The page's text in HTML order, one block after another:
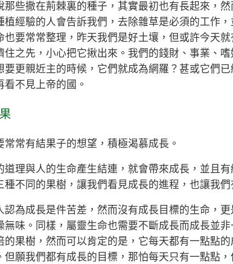
撒在荊棘裏的種子，其實最初也有長起來，然
植經驗的人會告訴我們，去除雜草是必須的工作
也要常常整理，昨天我們是好土壤，但或許今天
住之先，小心把它揪出來。我們的錢財、事業、
要更親近主的時候，它們就成為網羅？甚或它們
看不見上帝的國。
有結果子的想望，積極渴慕成長。
與人的生命產生結連，就會帶來成長，並且有
種不同的果樹，讓我們看見成長的進程，也讓我們
成長是件苦差，然而沒有成長目標的生命，更
無味。同樣，屬靈生命也需要不斷成長而成長並
的果樹，然而可以肯定的是，它每天都有一點點
但願我們都有成長的目標，那怕每天只有一點點